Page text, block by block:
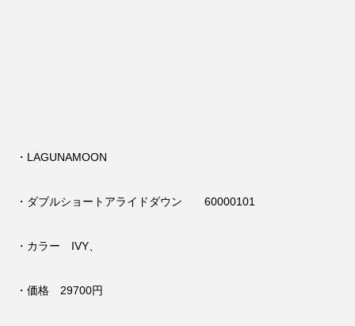
・LAGUNAMOON
・ダブルショートアライドダウン 60000101
・カラー IVY、
・価格 29700円